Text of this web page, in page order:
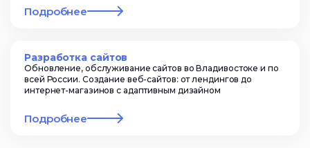
Подробнее
Разработка сайтов
Обновление, обслуживание сайтов во Владивостоке и по
всей России. Создание веб-сайтов: от лендингов до
интернет-магазинов с адаптивным дизайном
Подробнее